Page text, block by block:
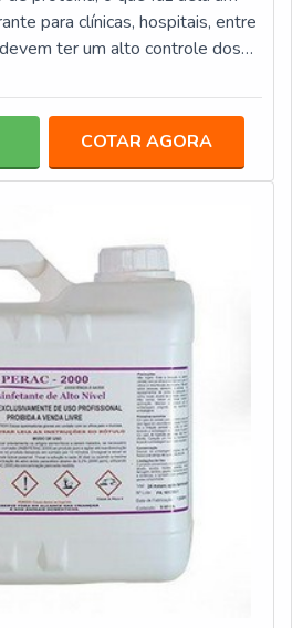
para clínicas, hospitais, entre
ter um alto controle dos
capacidade de detecção seja
de resposta; Fácil
caneta fabricada para teste
COTAR AGORA